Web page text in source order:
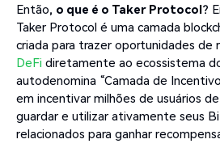
Então, o que é o Taker Protocol?
Taker Protocol é uma camada
criada para trazer oportunidades de
DeFi diretamente ao ecossistema
autodenomina “Camada de
em incentivar milhões de usuários
guardar e utilizar ativamente seus
relacionados para ganhar